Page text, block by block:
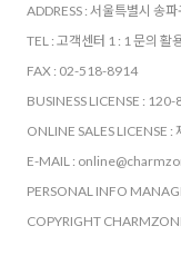
ADDRESS : 서울특별시 송
TEL : 고객센터 1 : 1 문의 활
FAX : 02-518-8914
BUSINESS LICENSE :
ONLINE SALES LICENSE :
E-MAIL :
PERSONAL INFO
COPYRIGHT